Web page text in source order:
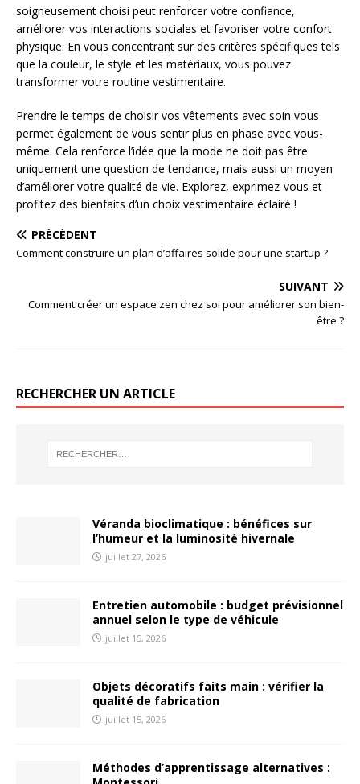
soigneusement choisi peut renforcer votre confiance,
améliorer vos interactions sociales et favoriser votre confort
physique. En vous concentrant sur des critères spécifiques tels
que la couleur, le style et les matériaux, vous pouvez
transformer votre routine vestimentaire.
Prendre le temps de choisir vos vêtements avec soin vous
permet également de vous sentir plus en phase avec vous-
même. Cela renforce l’idée que la mode ne doit pas être
uniquement une question de tendance, mais aussi un moyen
d’améliorer votre qualité de vie. Explorez, exprimez-vous et
profitez des bienfaits d’un choix vestimentaire éclairé !
PRÉCÉDENT
Comment construire un plan d’affaires solide pour une startup ?
SUIVANT
Comment créer un espace zen chez soi pour améliorer son bien-
être ?
RECHERCHER UN ARTICLE
Véranda bioclimatique : bénéfices sur
l’humeur et la luminosité hivernale
juillet 27, 2026
Entretien automobile : budget prévisionnel
annuel selon le type de véhicule
juillet 15, 2026
Objets décoratifs faits main : vérifier la
qualité de fabrication
juillet 15, 2026
Méthodes d’apprentissage alternatives :